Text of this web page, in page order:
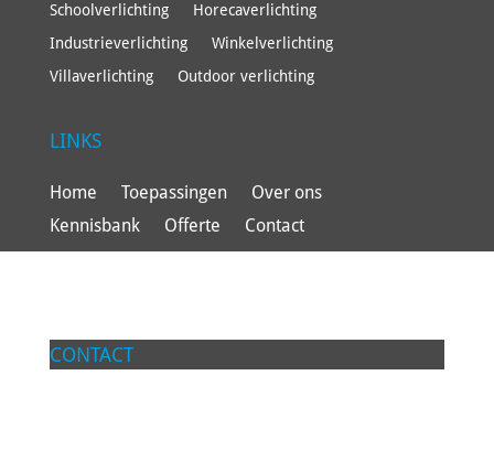
Schoolverlichting
Horecaverlichting
Industrieverlichting
Winkelverlichting
Villaverlichting
Outdoor verlichting
LINKS
Home Toepassingen
Over ons
Kennisbank
Offerte Contact
CONTACT